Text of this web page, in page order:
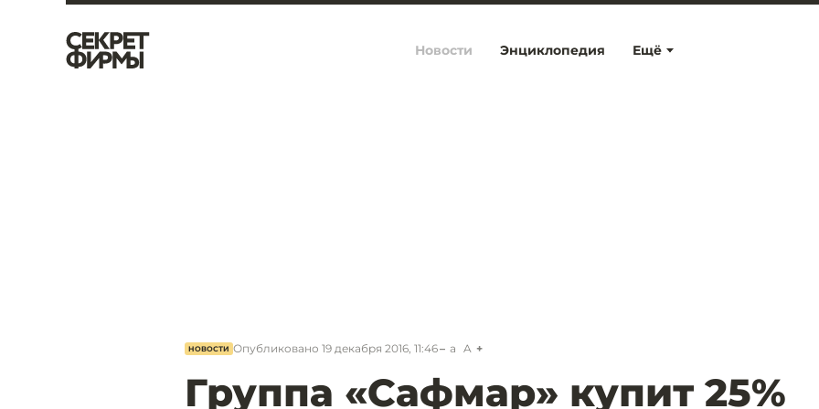
Ещё
Новости Энциклопедия
НОВОСТИ Опубликовано 19 декабря 2016, 11:46 a A
Группа «Сафмар» купит 25%